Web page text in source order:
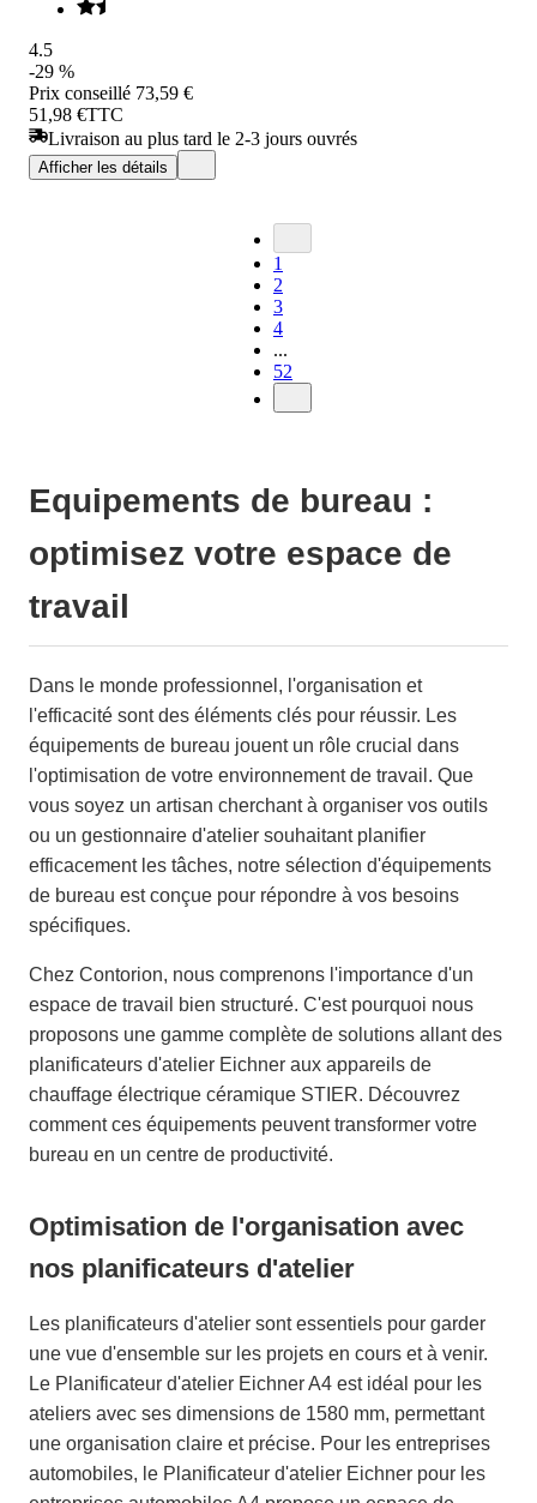
4.5
-29 %
Prix conseillé 73,59 €
51,98 €TTC
Livraison au plus tard le 2-3 jours ouvrés
Afficher les détails
1
2
3
4
...
52
Equipements de bureau :
optimisez votre espace de
travail
Dans le monde professionnel, l'organisation et
l'efficacité sont des éléments clés pour réussir. Les
équipements de bureau jouent un rôle crucial dans
l'optimisation de votre environnement de travail. Que
vous soyez un artisan cherchant à organiser vos outils
ou un gestionnaire d'atelier souhaitant planifier
efficacement les tâches, notre sélection d'équipements
de bureau est conçue pour répondre à vos besoins
spécifiques.
Chez Contorion, nous comprenons l'importance d'un
espace de travail bien structuré. C'est pourquoi nous
proposons une gamme complète de solutions allant des
planificateurs d'atelier Eichner aux appareils de
chauffage électrique céramique STIER. Découvrez
comment ces équipements peuvent transformer votre
bureau en un centre de productivité.
Optimisation de l'organisation avec
nos planificateurs d'atelier
Les planificateurs d'atelier sont essentiels pour garder
une vue d'ensemble sur les projets en cours et à venir.
Le Planificateur d'atelier Eichner A4 est idéal pour les
ateliers avec ses dimensions de 1580 mm, permettant
une organisation claire et précise. Pour les entreprises
automobiles, le Planificateur d'atelier Eichner pour les